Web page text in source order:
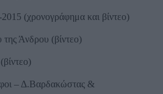
(χρονογράφημα και βίντεο)
Άνδρου (βίντεο)
– Δ.Βαρδακώστας &